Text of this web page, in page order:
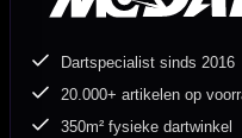
Dartspecialist sinds 2016
20.000+ artikelen op
350m² fysieke dartwinkel